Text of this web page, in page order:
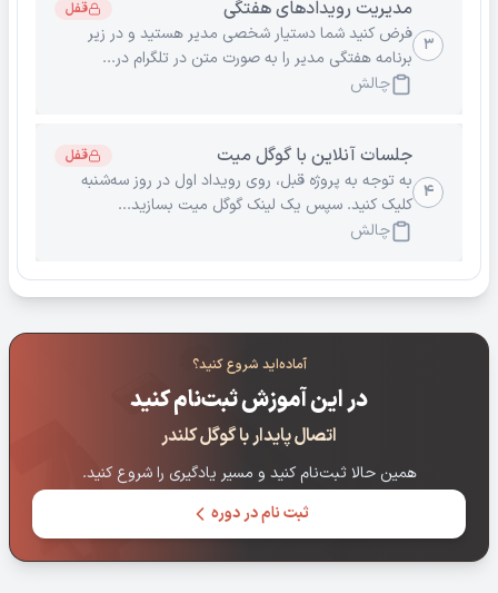
۳
مدیریت رویدادهای هفتگی قفل
فرض کنید شما دستیار شخصی مدیر هستید و در زیر
برنامه هفتگی مدیر را به صورت متن در تلگرام در...
چالش
۴
جلسات آنلاین با گوگل میت قفل
به توجه به پروژه قبل، روی رویداد اول در روز سه‌شنبه
کلیک کنید. سپس یک لینک گوگل میت بسازید...
چالش
آماده‌اید شروع کنید؟
در این آموزش ثبت‌نام کنید
اتصال پایدار با گوگل کلندر
همین حالا ثبت‌نام کنید و مسیر یادگیری را شروع کنید.
ثبت نام در دوره